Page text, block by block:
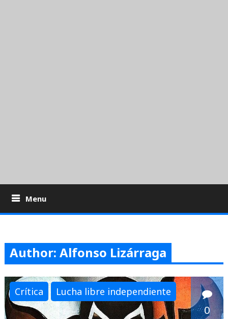
Menu
Author: Alfonso Lizárraga
Crítica Lucha libre independiente
0